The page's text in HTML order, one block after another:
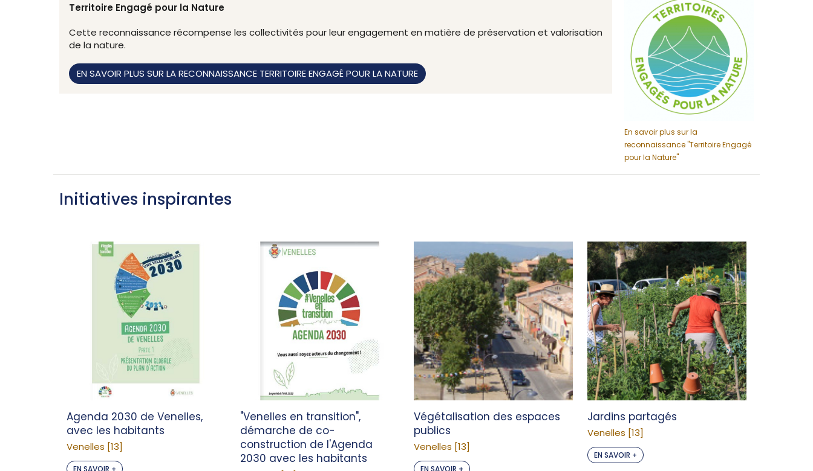
Territoire Engagé pour la Nature
Cette reconnaissance récompense les collectivités pour leur engagement en matière de préservation et valorisation
de la nature.
EN SAVOIR PLUS SUR LA RECONNAISSANCE TERRITOIRE ENGAGÉ POUR LA NATURE
En savoir plus sur la
reconnaissance "Territoire Engagé
pour la Nature"
Initiatives inspirantes
Agenda 2030 de Venelles,
avec les habitants
Venelles [13]
EN SAVOIR +
"Venelles en transition",
démarche de co-
construction de l'Agenda
2030 avec les habitants
Végétalisation des espaces
publics
Venelles [13]
EN SAVOIR +
Jardins partagés
Venelles [13]
EN SAVOIR +